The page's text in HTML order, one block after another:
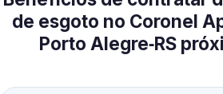
de esgoto no Coronel
Porto Alegre‑RS